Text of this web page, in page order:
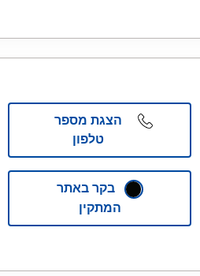
הצגת מספר
טלפון
בקר באתר
המתקין